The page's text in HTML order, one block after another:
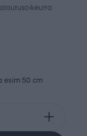
esim 50 cm